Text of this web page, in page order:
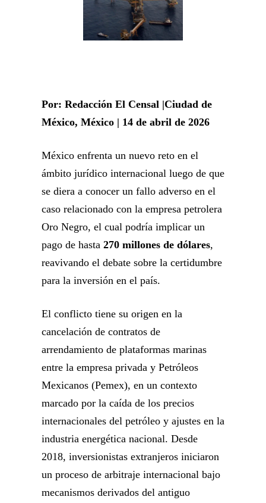
Por: Redacción El Censal |Ciudad de
México, México | 14 de abril de 2026
México enfrenta un nuevo reto en el
ámbito jurídico internacional luego de que
se diera a conocer un fallo adverso en el
caso relacionado con la empresa petrolera
Oro Negro, el cual podría implicar un
pago de hasta 270 millones de dólares,
reavivando el debate sobre la certidumbre
para la inversión en el país.
El conflicto tiene su origen en la
cancelación de contratos de
arrendamiento de plataformas marinas
entre la empresa privada y Petróleos
Mexicanos (Pemex), en un contexto
marcado por la caída de los precios
internacionales del petróleo y ajustes en la
industria energética nacional. Desde
2018, inversionistas extranjeros iniciaron
un proceso de arbitraje internacional bajo
mecanismos derivados del antiguo